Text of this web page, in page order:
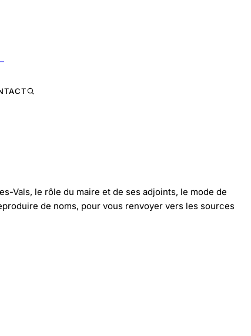
Vals, le rôle du maire et de ses adjoints, le mode de
de noms, pour vous renvoyer vers les sources